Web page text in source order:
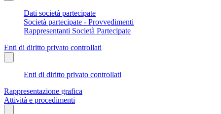
Dati società partecipate
Società partecipate - Provvedimenti
Rappresentanti Società Partecipate
Enti di diritto privato controllati
Enti di diritto privato controllati
Rappresentazione grafica
Attività e procedimenti